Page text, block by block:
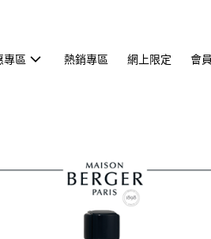
專區 熱銷專區 網上限定 會